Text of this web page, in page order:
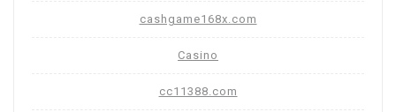
cashgame168x.com
Casino
cc11388.com